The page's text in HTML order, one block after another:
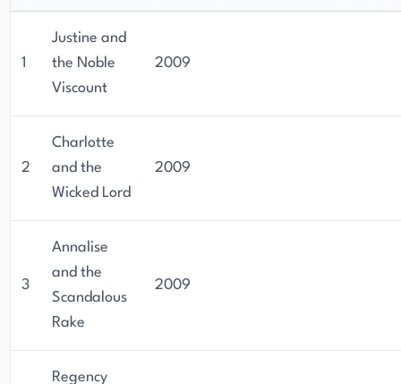
1
Justine and
the Noble
Viscount
2009
2
Charlotte
and the
Wicked Lord
2009
3
Annalise
and the
Scandalous
Rake
2009
Regency